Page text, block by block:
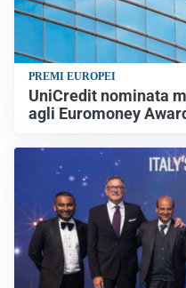
PREMI EUROPEI
UniCredit nominata
agli Euromoney